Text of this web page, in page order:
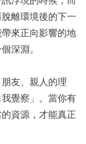
離環境後的下一
來正向影響的地
深淵。
友、親人的理
覺察」。當你有
資源，才能真正